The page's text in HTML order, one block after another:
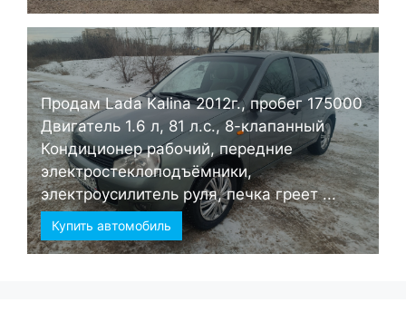
Продам Lada Kalina 2012г., пробег 175000
Двигатель 1.6 л, 81 л.с., 8-клапанный
Кондиционер рабочий, передние
электростеклоподъёмники,
электроусилитель руля, печка греет ...
Купить автомобиль